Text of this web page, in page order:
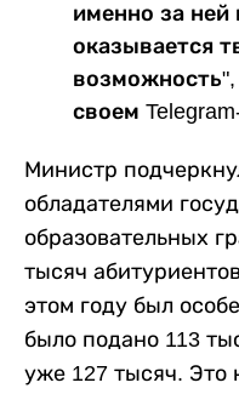
именно за ней
оказывается
своем
Министр
обладателями
образовательных
тысяч
этом году был
было подано 113
уже 127 тысяч. Это